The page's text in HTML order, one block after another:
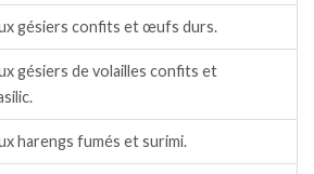
gésiers confits et œufs durs.
gésiers de volailles confits et
harengs fumés et surimi.